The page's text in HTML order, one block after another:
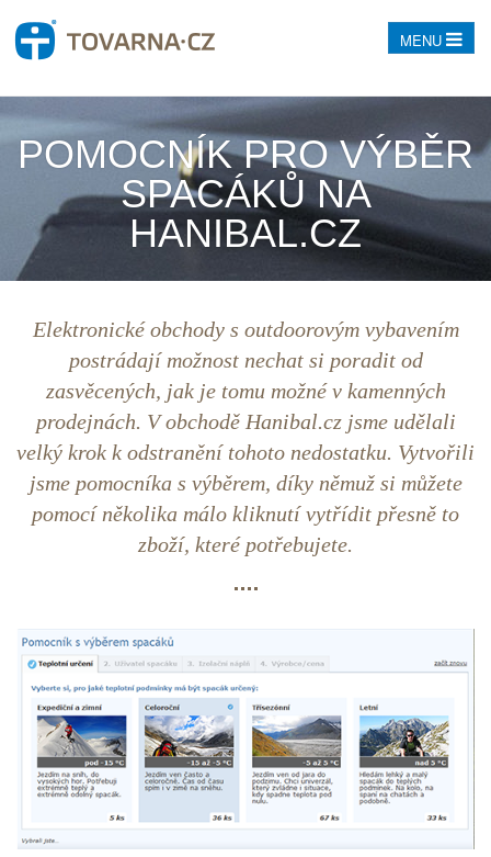
MENU
POMOCNÍK PRO VÝBĚR
SPACÁKŮ NA
HANIBAL.CZ
Elektronické obchody s outdoorovým vybavením
postrádají možnost nechat si poradit od
zasvěcených, jak je tomu možné v kamenných
prodejnách. V obchodě Hanibal.cz jsme udělali
velký krok k odstranění tohoto nedostatku. Vytvořili
jsme pomocníka s výběrem, díky němuž si můžete
pomocí několika málo kliknutí vytřídit přesně to
zboží, které potřebujete.